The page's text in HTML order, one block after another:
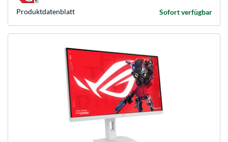
Sofort verfügbar
Produkt­datenblatt